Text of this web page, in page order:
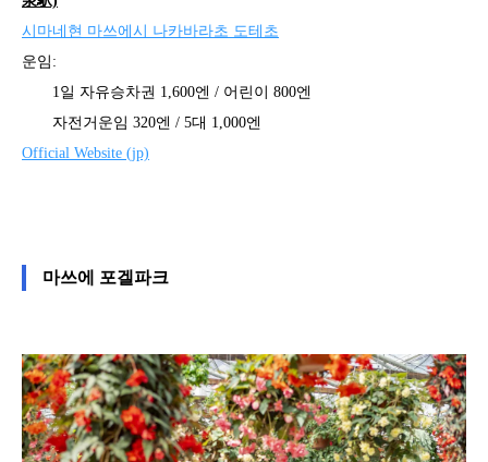
시마네현 마쓰에시 나카바라초 도테초
운임:
1일 자유승차권 1,600엔 / 어린이 800엔
자전거운임 320엔 / 5대 1,000엔
Official Website (jp)
마쓰에 포겔파크